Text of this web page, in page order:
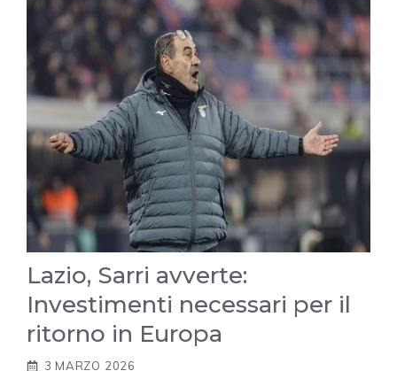
Lazio, Sarri avverte:
Investimenti necessari per il
ritorno in Europa
3 MARZO 2026